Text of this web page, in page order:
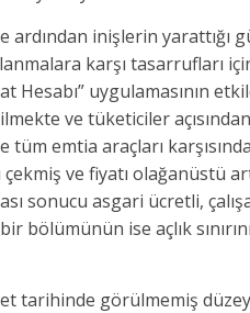
ardından inişlerin yarattığı
karşı tasarrufları
Hesabı” uygulamasının
ve tüketiciler
tüm emtia araçları
ve fiyatı olağanüstü
sonucu asgari ücretli,
bölümünün ise açlık
tarihinde görülmemiş